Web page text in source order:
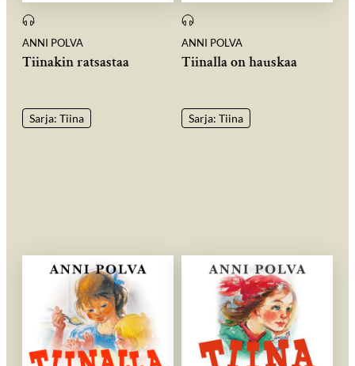
ANNI POLVA
Tiinakin ratsastaa
Sarja: Tiina
ANNI POLVA
Tiinalla on hauskaa
Sarja: Tiina